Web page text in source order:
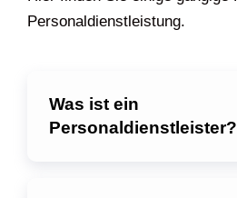
Personaldienstleistung.
Was ist ein
Personaldienstleister?